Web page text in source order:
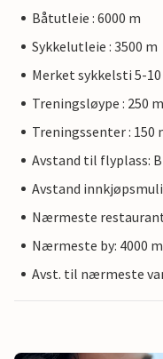
Båtutleie : 6000 m
Sykkelutleie : 3500 m
Merket sykkelsti 5-10
Treningsløype : 250 m
Treningssenter : 150
Avstand til flyplass:
Avstand
Nærmeste
Nærmeste by: 4000
Avst. til nærmeste